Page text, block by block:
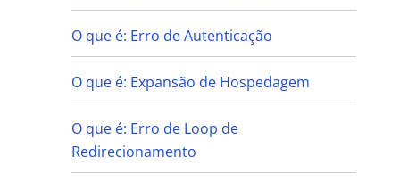
O que é: Erro de Autenticação
O que é: Expansão de Hospedagem
O que é: Erro de Loop de
Redirecionamento